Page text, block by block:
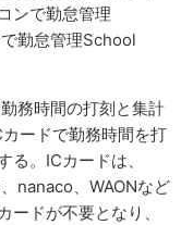
ンで勤怠管理
勤怠管理School
務時間の打刻と集計
ードで勤務時間を打
。ICカードは、
nanaco、WAONなど
ドが不要となり、